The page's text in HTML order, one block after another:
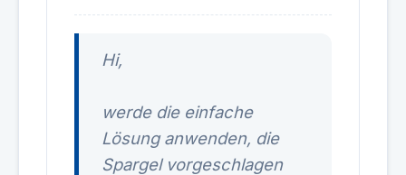
Hi,
werde die einfache
Lösung anwenden, die
Spargel vorgeschlagen